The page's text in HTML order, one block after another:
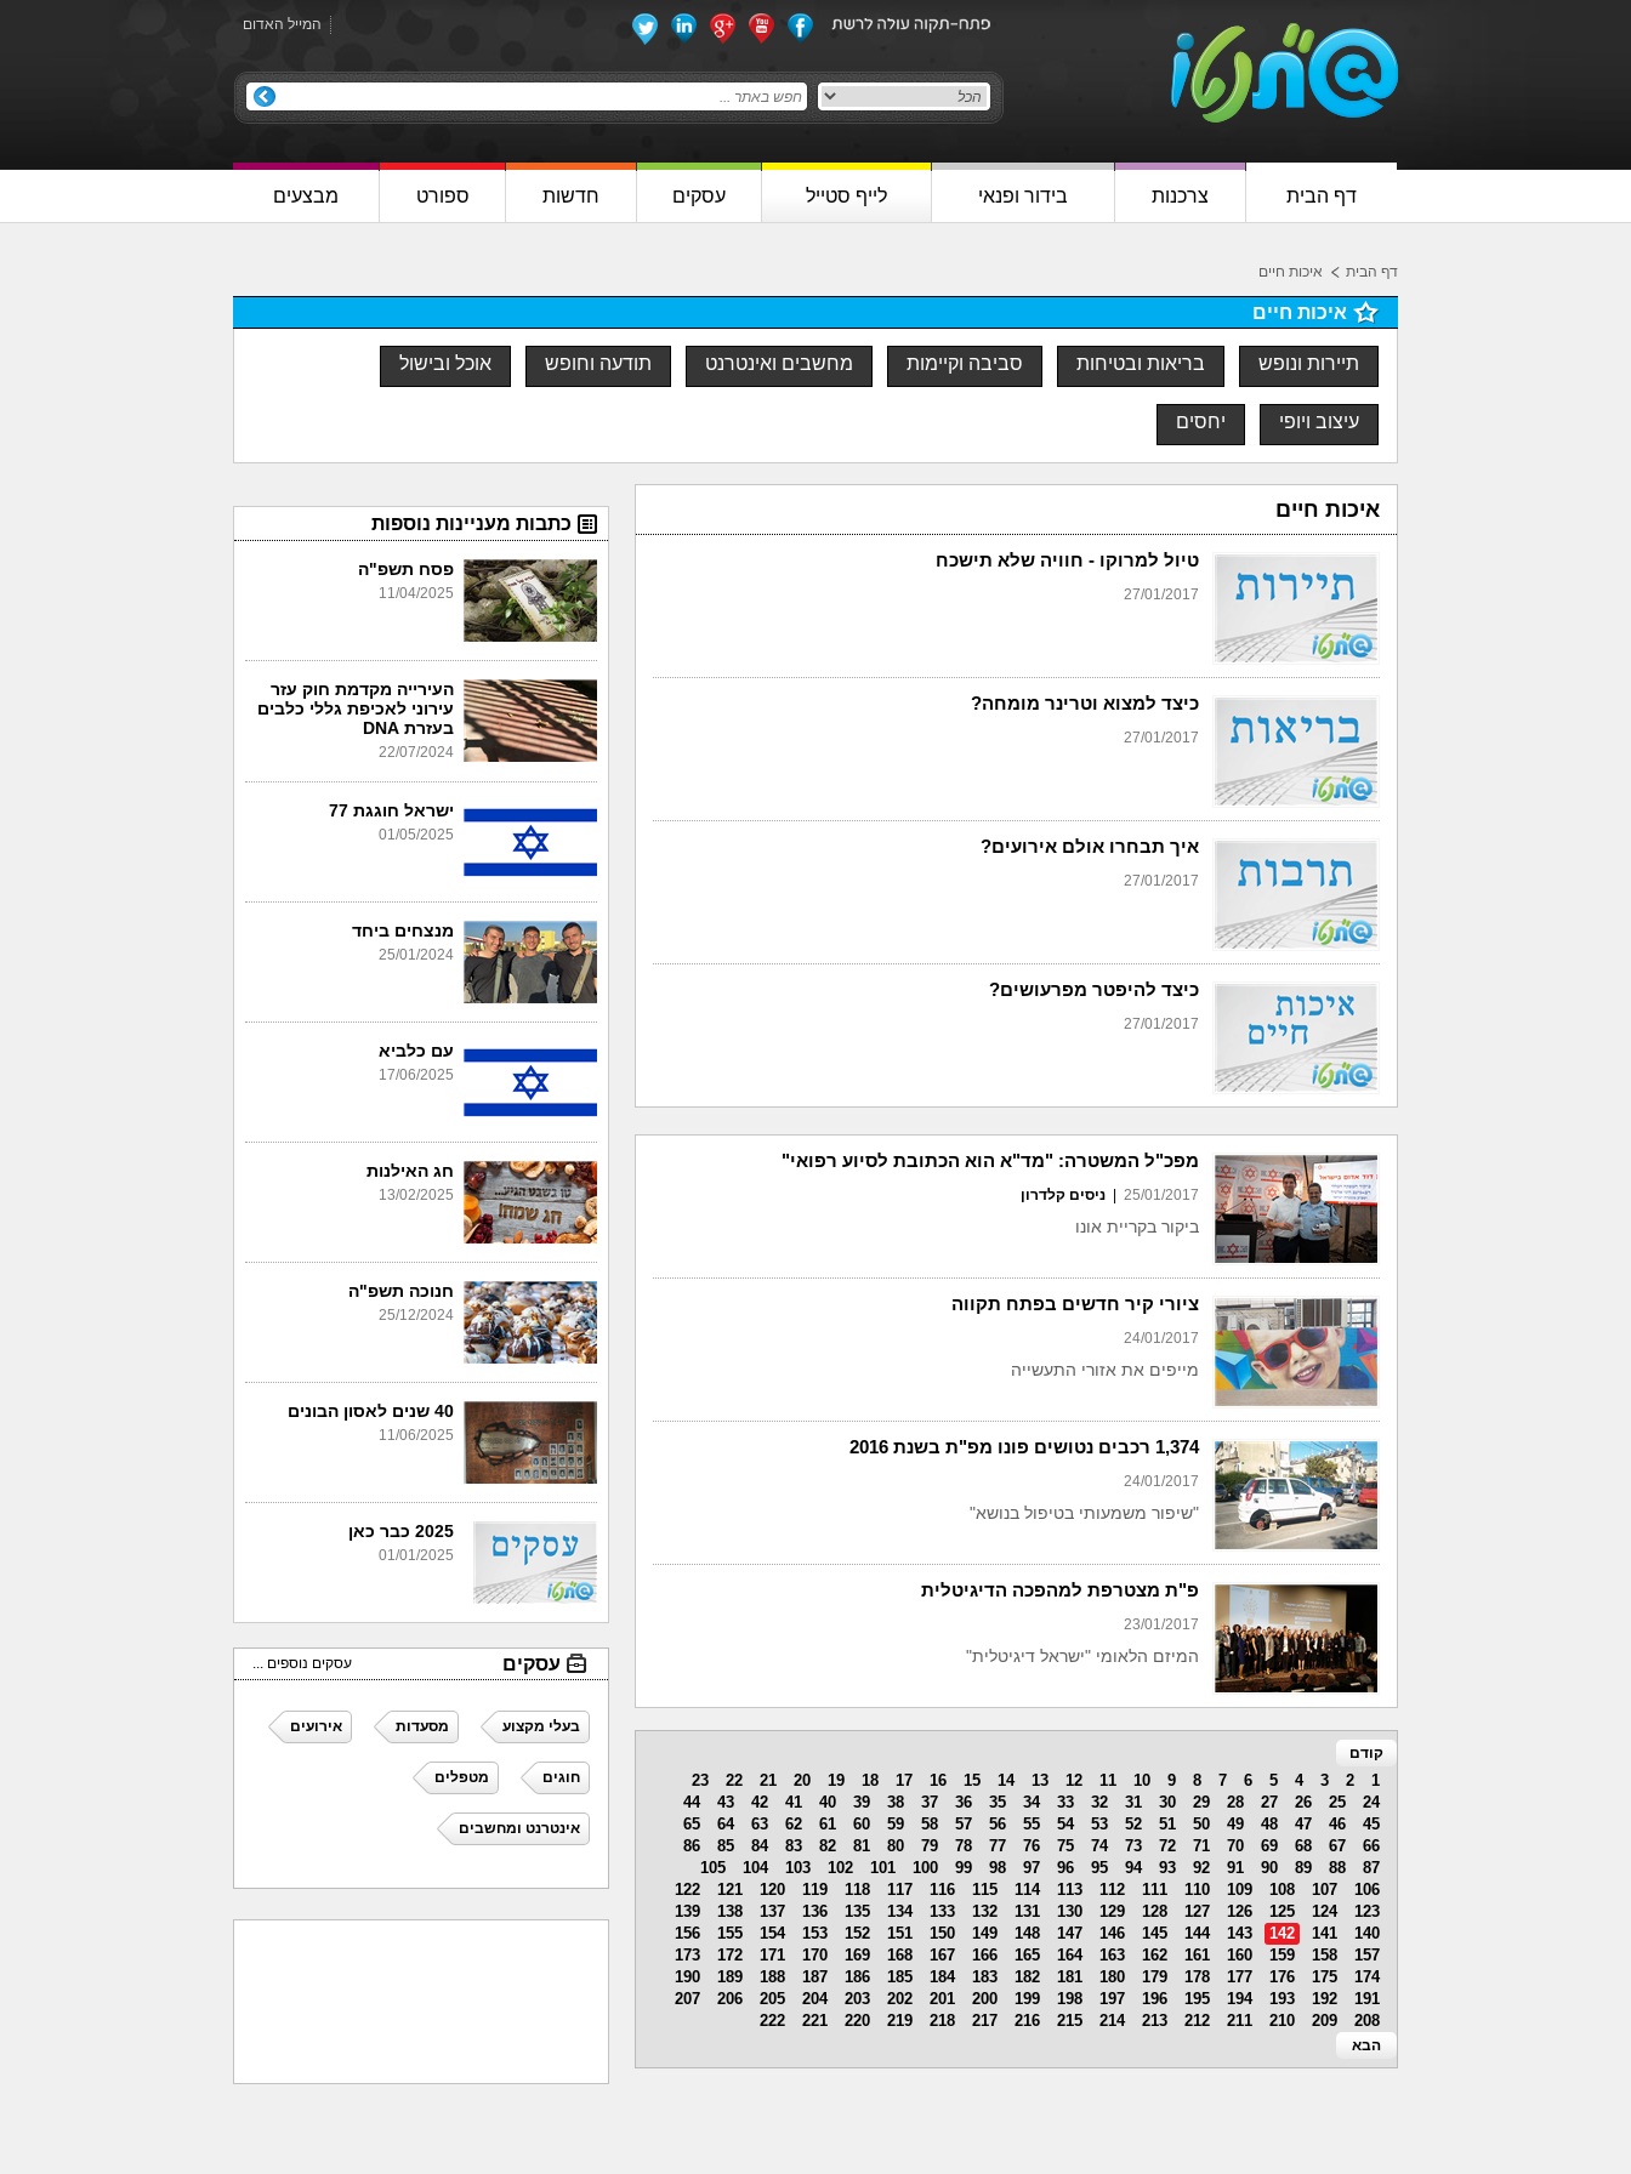
המייל האדום
דף הבית צרכנות בידור ופנאי לייף סטייל עסקים חדשות ספורט מבצעים
דף הבית איכות חיים
איכות חיים
תיירות ונופש בריאות ובטיחות סביבה וקיימות מחשבים ואינטרנט תודעה וחופש אוכל ובישול
עיצוב ויופי יחסים
איכות חיים
טיול למרוקו - חוויה שלא תישכח
27/01/2017
כיצד למצוא וטרינר מומחה?
27/01/2017
איך תבחרו אולם אירועים?
27/01/2017
כיצד להיפטר מפרעושים?
27/01/2017
מפכ"ל המשטרה: "מד"א הוא הכתובת לסיוע רפואי"
25/01/2017 ניסים קלדרון
ביקור בקריית אונו
ציורי קיר חדשים בפתח תקווה
24/01/2017
מייפים את אזורי התעשייה
1,374 רכבים נטושים פונו מפ"ת בשנת 2016
24/01/2017
"שיפור משמעותי בטיפול בנושא"
פ"ת מצטרפת למהפכה הדיגיטלית
23/01/2017
המיזם הלאומי "ישראל דיגיטלית"
קודם
1
2
3
4
5
6
7
8
9
10
11
12
13
14
15
16
17
18
19
20
21
22
23
24
25
26
27
28
29
30
31
32
33
34
35
36
37
38
39
40
41
42
43
44
45
46
47
48
49
50
51
52
53
54
55
56
57
58
59
60
61
62
63
64
65
66
67
68
69
70
71
72
73
74
75
76
77
78
79
80
81
82
83
84
85
86
87
88
89
90
91
92
93
94
95
96
97
98
99
100
101
102
103
104
105
106
107
108
109
110
111
112
113
114
115
116
117
118
119
120
121
122
123
124
125
126
127
128
129
130
131
132
133
134
135
136
137
138
139
140
141
142
143
144
145
146
147
148
149
150
151
152
153
154
155
156
157
158
159
160
161
162
163
164
165
166
167
168
169
170
171
172
173
174
175
176
177
178
179
180
181
182
183
184
185
186
187
188
189
190
191
192
193
194
195
196
197
198
199
200
201
202
203
204
205
206
207
208
209
210
211
212
213
214
215
216
217
218
219
220
221
222
הבא
כתבות מעניינות נוספות
פסח תשפ"ה
11/04/2025
העירייה מקדמת חוק עזר
עירוני לאכיפת גללי כלבים
בעזרת DNA
22/07/2024
ישראל חוגגת 77
01/05/2025
מנצחים ביחד
25/01/2024
עם כלביא
17/06/2025
חג האילנות
13/02/2025
חנוכה תשפ"ה
25/12/2024
40 שנים לאסון הבונים
11/06/2025
2025 כבר כאן
01/01/2025
עסקים עסקים נוספים ...
בעלי מקצוע מסעדות אירועים
חוגים מטפלים
אינטרנט ומחשבים